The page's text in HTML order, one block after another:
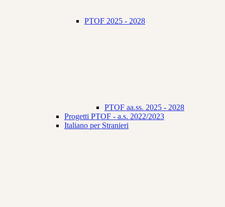
PTOF 2025 - 2028
PTOF aa.ss. 2025 - 2028
Progetti PTOF - a.s. 2022/2023
Italiano per Stranieri